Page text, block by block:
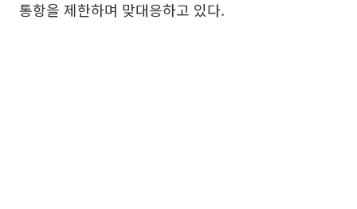
통항을 제한하며 맞대응하고 있다.